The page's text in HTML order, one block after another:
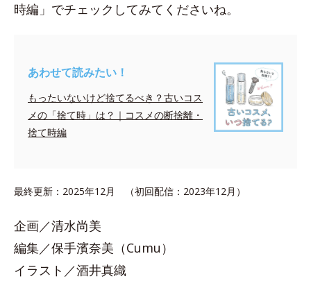
時編」でチェックしてみてくださいね。
あわせて読みたい！
もったいないけど捨てるべき？古いコス
メの「捨て時」は？｜コスメの断捨離・
捨て時編
最終更新：2025年12月 （初回配信：2023年12月）
企画／清水尚美
編集／保手濱奈美（Cumu）
イラスト／酒井真織